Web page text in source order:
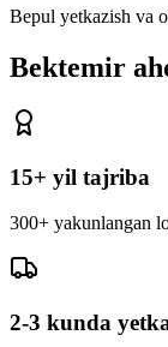
Bepul yetkazish va
Bektemir
15+ yil tajriba
300+ yakunlangan
2-3 kunda